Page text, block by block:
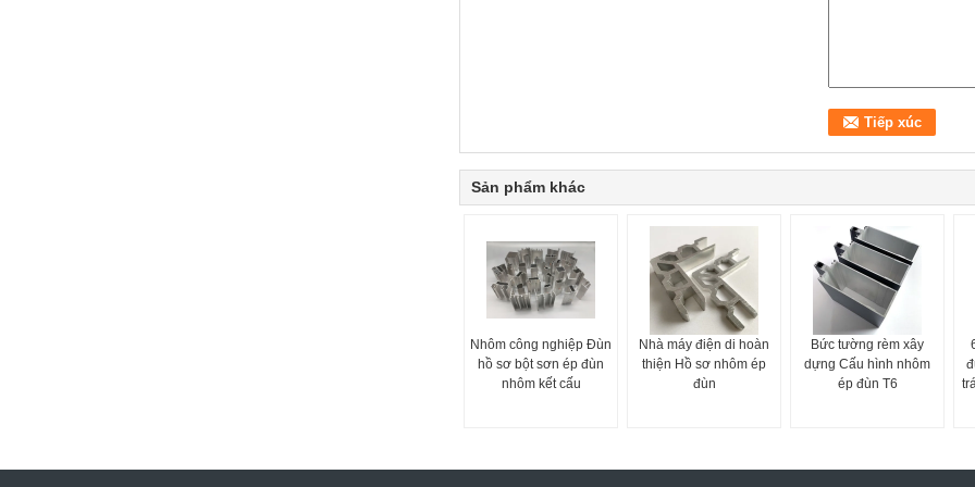
Sản phẩm khác
Nhôm công nghiệp Đùn
hồ sơ bột sơn ép đùn
nhôm kết cấu
Nhà máy điện di hoàn
thiện Hồ sơ nhôm ép
đùn
Bức tường rèm xây
dựng Cấu hình nhôm
ép đùn T6